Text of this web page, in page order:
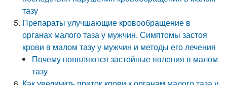
тазу
Препараты улучшающие кровообращение в
органах малого таза у мужчин. Симптомы застоя
крови в малом тазу у мужчин и методы его лечения
Почему появляются застойные явления в малом
тазу